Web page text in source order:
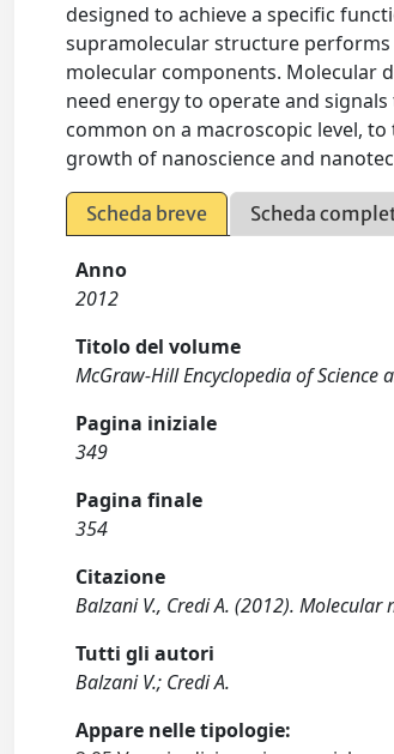
designed to achieve a specific
supramolecular structure
molecular components. Molecular
need energy to operate and
common on a macroscopic level,
growth of nanoscience and
Scheda breve Scheda
Anno
2012
Titolo del volume
McGraw-Hill Encyclopedia of Science
Pagina iniziale
349
Pagina finale
354
Citazione
Balzani V., Credi A. (2012). Molecular
Tutti gli autori
Balzani V.; Credi A.
Appare nelle tipologie: